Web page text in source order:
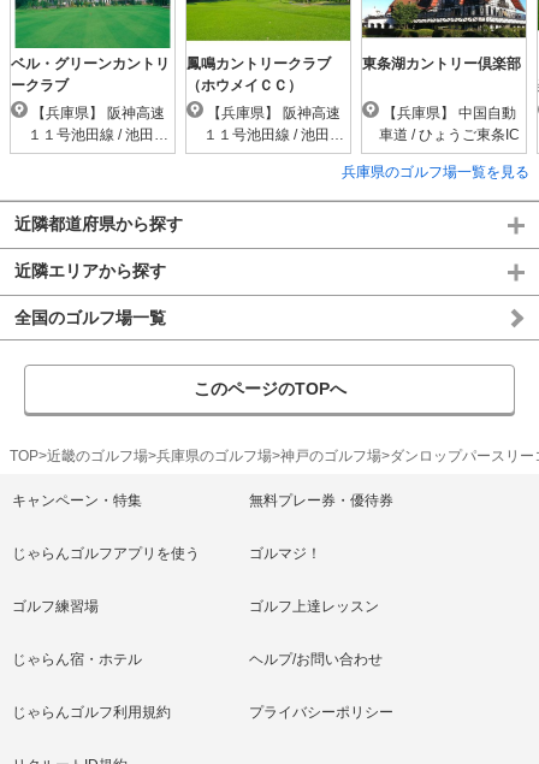
ベル・グリーンカントリ
ークラブ
１１号池田線 / 池田木
部IC
鳳鳴カントリークラブ
（ホウメイＣＣ）
１１号池田線 / 池田木
部IC
東条湖カントリー倶楽部
車道 / ひょうご東条IC
兵庫県のゴルフ場一覧を見る
近隣都道府県から探す
近隣エリアから探す
全国のゴルフ場一覧
このページのTOPへ
TOP 近畿のゴルフ場 兵庫県のゴルフ場 神戸のゴルフ場 ダンロップパースリ
キャンペーン・特集 無料プレー券・優待券
じゃらんゴルフアプリを使う ゴルマジ！
ゴルフ練習場 ゴルフ上達レッスン
じゃらん宿・ホテル ヘルプ/お問い合わせ
じゃらんゴルフ利用規約 プライバシーポリシー